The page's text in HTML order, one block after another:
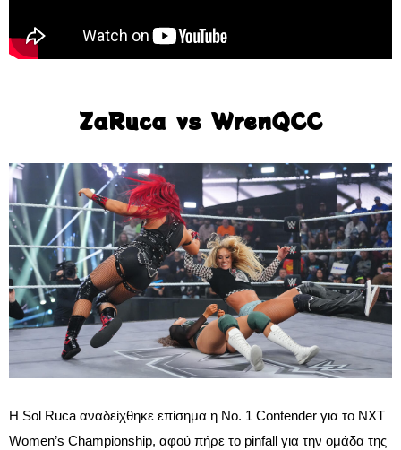
ZaRuca vs WrenQCC
Η Sol Ruca αναδείχθηκε επίσημα η No. 1 Contender για το NXT
Women’s Championship, αφού πήρε το pinfall για την ομάδα της